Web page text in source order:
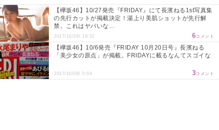
【欅坂46】10/27発売『FRIDAY』にて長濱ねる1st写真集
の先行カットが掲載決定！湯上り美肌ショットが先行解
禁。これはヤバいな…
2017/10/26/ 18:52 6コメント
【欅坂46】10/6発売『FRIDAY 10月20日号』長濱ねる
「美少女の原点」が掲載。FRIDAYに載るなんてスゴイな
2017/10/06/ 0:04 3コメント